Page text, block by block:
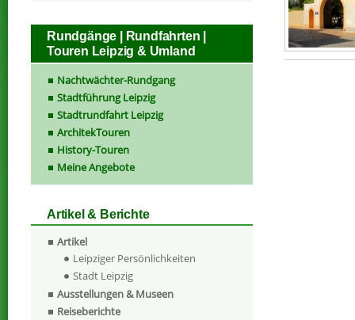
Rundgänge | Rundfahrten |
Touren Leipzig & Umland
Nachtwächter-Rundgang
Stadtführung Leipzig
Stadtrundfahrt Leipzig
ArchitekTouren
History-Touren
Meine Angebote
Artikel & Berichte
Artikel
Leipziger Persönlichkeiten
Stadt Leipzig
Ausstellungen & Museen
Reiseberichte